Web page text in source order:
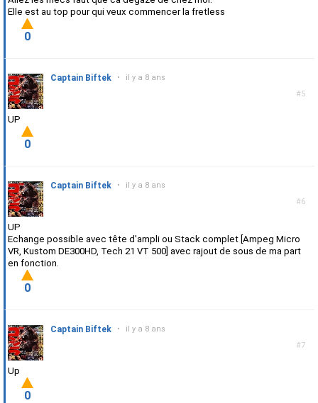
Elle est au top pour qui veux commencer la fretless
0
#5
Captain Biftek • il y a 8 ans
UP
0
#6
Captain Biftek • il y a 8 ans
UP
Echange possible avec tête d'ampli ou Stack complet [Ampeg Micro
VR, Kustom DE300HD, Tech 21 VT 500] avec rajout de sous de ma part
en fonction.
0
#7
Captain Biftek • il y a 8 ans
Up
0